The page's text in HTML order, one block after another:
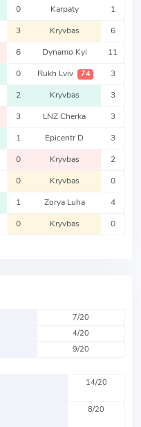
0 Karpaty 1
3 Kryvbas 6
6 Dynamo Kyi 11
0 Rukh Lviv 74 3
2 Kryvbas 3
3 LNZ Cherka 3
1 Epicentr D 3
0 Kryvbas 2
0 Kryvbas 0
1 Zorya Luha 4
0 Kryvbas 0
7/20
4/20
9/20
14/20
8/20